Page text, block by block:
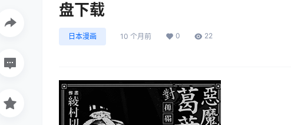
盘下载
日本漫画 10 个月前 0 22